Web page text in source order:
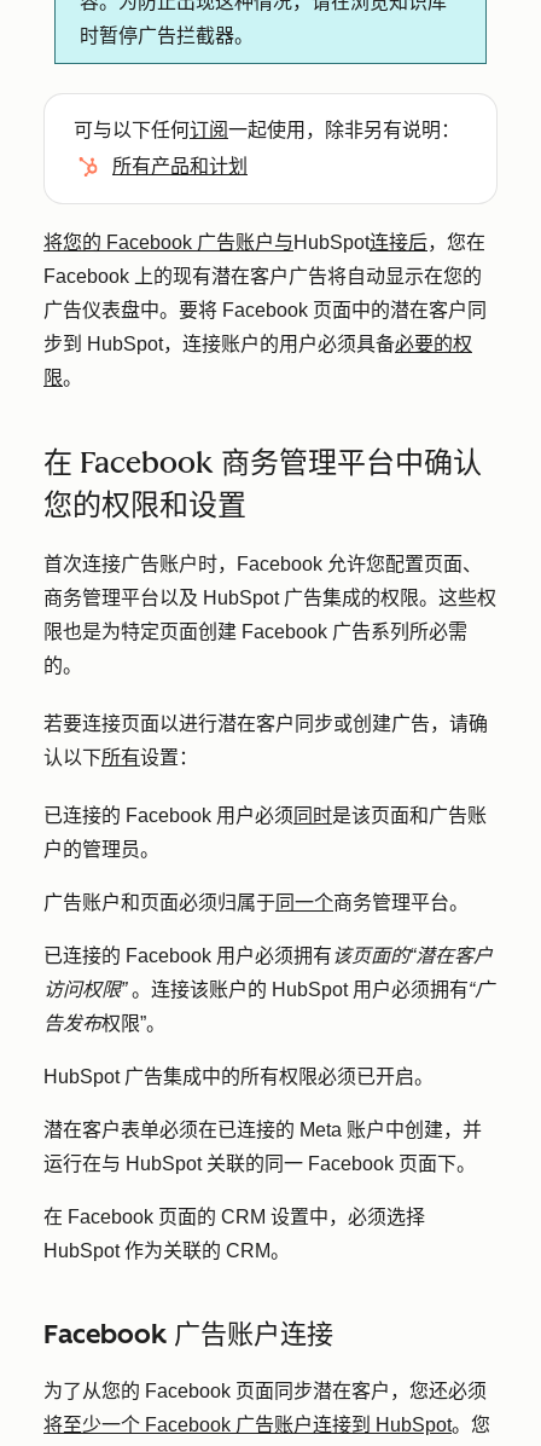
时暂停广告拦截器。
可与以下任何订阅一起使用，除非另有说明：
所有产品和计划
将您的 Facebook 广告账户与HubSpot连接后，您在
Facebook 上的现有潜在客户广告将自动显示在您的
广告仪表盘中。要将 Facebook 页面中的潜在客户同
步到 HubSpot，连接账户的用户必须具备必要的权
限。
在 Facebook 商务管理平台中确认
您的权限和设置
首次连接广告账户时，Facebook 允许您配置页面、
商务管理平台以及 HubSpot 广告集成的权限。这些权
限也是为特定页面创建 Facebook 广告系列所必需
的。
若要连接页面以进行潜在客户同步或创建广告，请确
认以下所有设置：
已连接的 Facebook 用户必须 同时是该页面和广告账
户的管理员。
广告账户和页面必须归属于同一个商务管理平台。
已连接的 Facebook 用户必须拥有该页面的“潜在客户
访问权限”。连接该账户的 HubSpot 用户必须拥有“广
告发布权限”。
HubSpot 广告集成中的所有权限必须已开启。
潜在客户表单必须在已连接的 Meta 账户中创建，并
运行在与 HubSpot 关联的同一 Facebook 页面下。
在 Facebook 页面的 CRM 设置中，必须选择
HubSpot 作为关联的 CRM。
Facebook 广告账户连接
为了从您的 Facebook 页面同步潜在客户，您还必须
将至少一个 Facebook 广告账户连接到 HubSpot。您